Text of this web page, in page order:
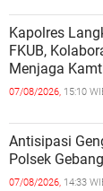
Kapolres
FKUB,
Menjaga
07/08/2026, 15:10
Antisipasi
Polsek
07/08/2026, 14:33